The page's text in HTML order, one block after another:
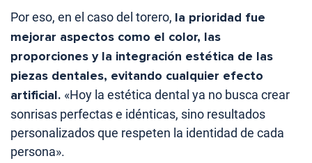
Por eso, en el caso del torero, la prioridad fue
mejorar aspectos como el color, las
proporciones y la integración estética de las
piezas dentales, evitando cualquier efecto
artificial. «Hoy la estética dental ya no busca crear
sonrisas perfectas e idénticas, sino resultados
personalizados que respeten la identidad de cada
persona».